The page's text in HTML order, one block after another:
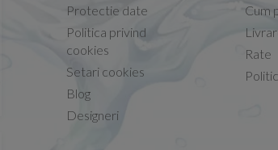
Conform descrierii!
13.02.2026
Protectie date
Politica privind
cookies
Setari cookies
Blog
Designeri
Cum
Rate